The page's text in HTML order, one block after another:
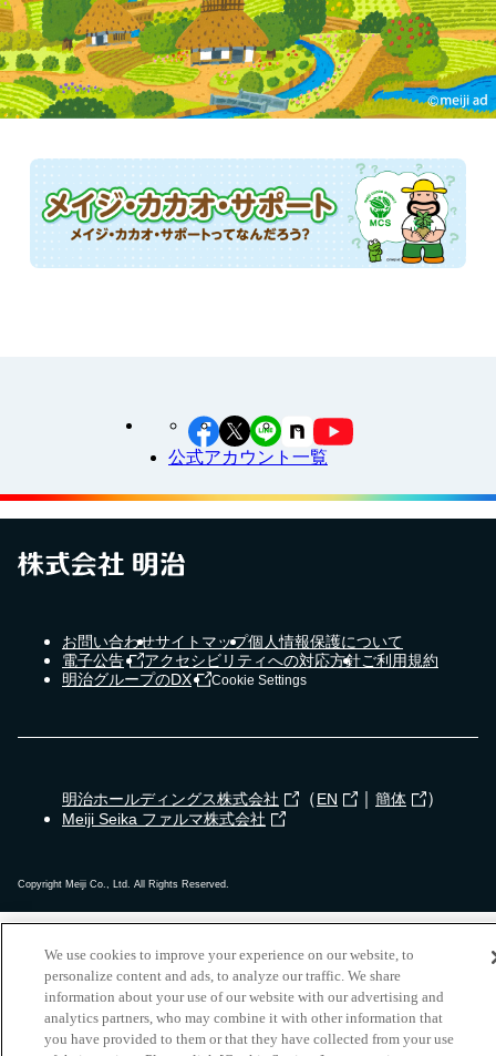
公式アカウント一覧
お問い合わせサイトマップ個人情報保護について
電子公告
アクセシビリティへの対応方針ご利用規約
明治グループのDX
Cookie Settings
明治ホールディングス株式会社 （EN 簡体 ）
Meiji Seika ファルマ株式会社
Copyright Meiji Co., Ltd. All Rights Reserved.
We use cookies to improve your experience on our website, to
personalize content and ads, to analyze our traffic. We share
information about your use of our website with our advertising and
analytics partners, who may combine it with other information that
you have provided to them or that they have collected from your use